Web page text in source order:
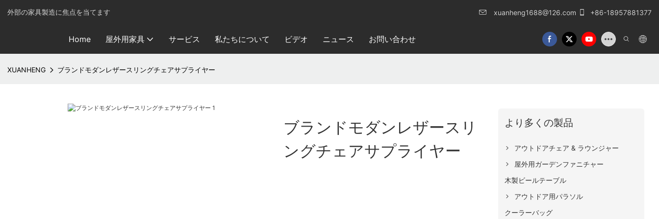
外部の家具製造に焦点を当てます xuanheng1688@126.com +86-18957881377
Home 屋外用家具 サービス 私たちについて ビデオ ニュース お問い合わせ
XUANHENG ブランドモダンレザースリングチェアサプライヤー
ブランドモダンレザースリ
ングチェアサプライヤー
より多くの製品
アウトドアチェア & ラウンジャー
屋外用ガーデンファニチャー
木製ビールテーブル
アウトドア用パラソル
クーラーバッグ